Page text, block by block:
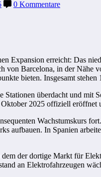
0 Kommentare
Expansion erreicht: Das
von Barcelona, in der
bieten. Insgesamt
Stationen überdacht und
2025 offiziell
Wachstumskurs
aufbauen. In Spanien
der dortige Markt für
an Elektrofahrzeugen